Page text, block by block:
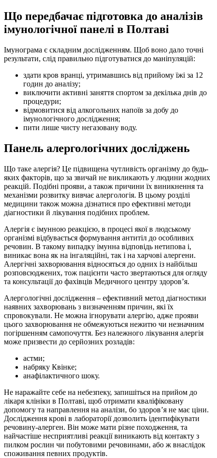
Що передбачає підготовка до аналізів
імунологічної панелі в Полтаві
Імунограма є складним дослідженням. Щоб воно дало точні
результати, слід правильно підготуватися до маніпуляцій:
здати кров вранці, утримавшись від прийому їжі за 12
годин до аналізу;
виключити активні заняття спортом за декілька днів до
процедури;
відмовитися від алкогольних напоїв за добу до
імунологічного дослідження;
пити лише чисту негазовану воду.
Панель алергологічних досліджень
Що таке алергія? Це підвищена чутливість організму до будь-
яких факторів, що за звичай не викликають у людини жодних
реакцій. Подібні прояви, а також причини їх виникнення та
механізми розвитку вивчає алергологія. В цьому розділі
медицини також можна дізнатися про ефективні методи
діагностики й лікування подібних проблем.
Алергія є імунною реакцією, в процесі якої в людському
організмі відбувається формування антитіл до особливих
речовин. В такому випадку імунна відповідь нетипова і,
виникає вона як на інгаляційні, так і на харчові алергени.
Алергічні захворювання відносяться до одних із найбільш
розповсюджених, тож пацієнти часто звертаються для огляду
та консультації до фахівців Медичного центру здоров’я.
Алергологічні дослідження – ефективний метод діагностики
наявних захворювань з визначенням причин, які їх
спровокували. Не можна ігнорувати алергію, адже прояви
цього захворювання не обмежуються нежитю чи незначним
погіршенням самопочуття. Без належного лікування алергія
може призвести до серйозних розладів:
астми;
набряку Квінке;
анафілактичного шоку.
Не наражайте себе на небезпеку, запишіться на прийом до
лікаря клініки в Полтаві, щоб отримати кваліфіковану
допомогу та направлення на аналізи, бо здоров’я не має ціни.
Дослідження крові в лабораторії дозволить ідентифікувати
речовину-алерген. Він може мати різне походження, та
найчастіше несприятливі реакції виникають від контакту з
пилком рослин чи побутовими речовинами, або ж внаслідок
споживання певних продуктів.